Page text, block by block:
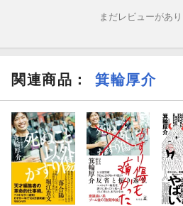
上を観察したり、港区女子と飲んだ
最初に言っておくがこの本は何の役に
僕が編集しているビジネス書みたい
ことは一切書いていない。
売れないだろうし、残りもしないだ
あなたは、きっと僕と
まだレビューがあり
関連商品 ： 箕輪厚介